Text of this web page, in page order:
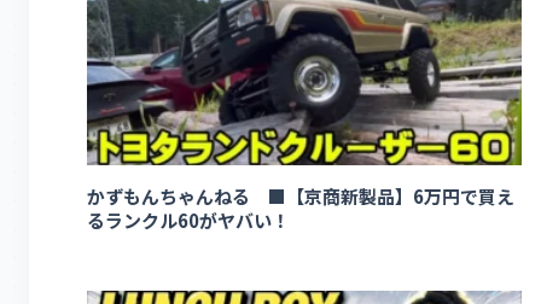
かずもんちゃんねる ■【京商新製品】6万円で買え
るランクル60がヤバい！